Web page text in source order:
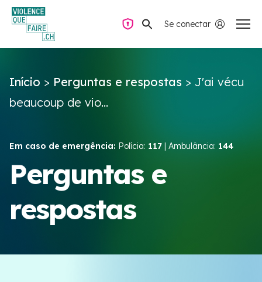
Se conectar
Perguntas e respostas
Violência no casal
Recursos e campanhas
Navegação privada
Início > Perguntas e respostas > J'ai vécu
beaucoup de vio...
Em caso de emergência: Polícia: 117 | Ambulância: 144
Perguntas e
respostas